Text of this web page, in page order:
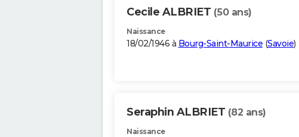
Cecile ALBRIET (50 ans)
Naissance
18/02/1946 à Bourg-Saint-Maurice (Savoie)
Seraphin ALBRIET (82 ans)
Naissance